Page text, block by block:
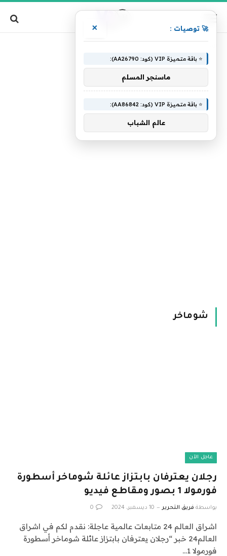
شوماخر
عاجل الآن
رجلان يعترفان بابتزاز عائلة شوماخر أسطورة
فورمولا 1 بصور ومقاطع فيديو
بواسطة فريق التحرير 10 ديسمبر، 2024 0
اشراق العالم 24 متابعات عالمية عاجلة: نقدم لكم في اشراق
العالم24 خبر “رجلان يعترفان بابتزاز عائلة شوماخر أسطورة
فورمولا 1…
🚀 توصيات : ×
⭐ باقة متميزة VIP (كود: AA26790):
ماسنجر المسلم
⭐ باقة متميزة VIP (كود: AA86842):
عالم الشباب